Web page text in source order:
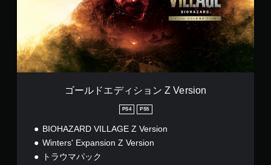
ン
Z
V
e
ゴールドエディション Z Version
PS4 PS5
BIOHAZARD VILLAGE Z Version
Winters' Expansion Z Version
トラウマパック